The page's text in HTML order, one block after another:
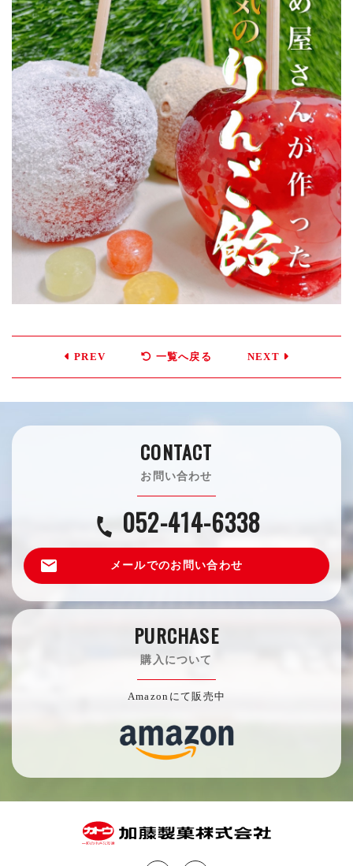
PREV 一覧へ戻る NEXT
CONTACT
お問い合わせ
call 052-414-6338
email メールでのお問い合わせ
PURCHASE
購入について
Amazonにて販売中